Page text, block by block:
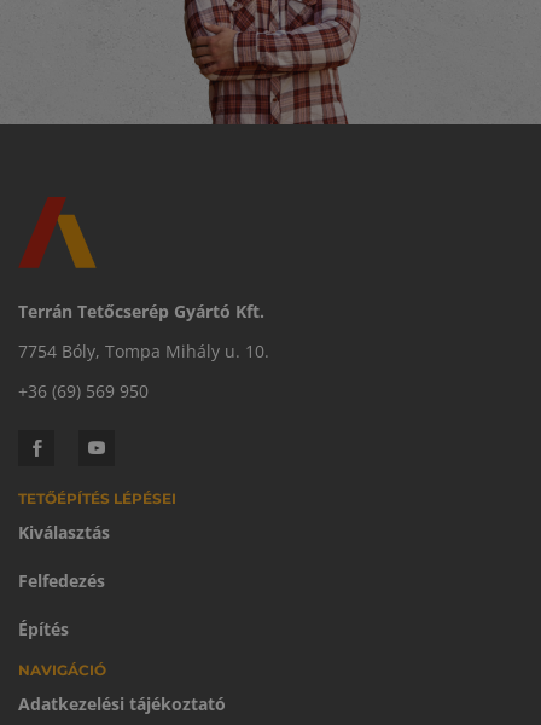
Terrán Tetőcserép Gyártó Kft.
7754 Bóly, Tompa Mihály u. 10.
+36 (69) 569 950
TETŐÉPÍTÉS LÉPÉSEI
Kiválasztás
Felfedezés
Építés
NAVIGÁCIÓ
Adatkezelési tájékoztató